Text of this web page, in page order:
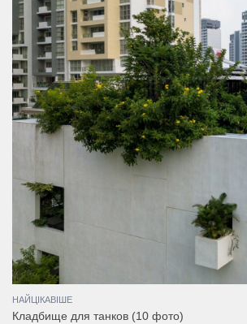
НАЙЦІКАВІШЕ
Кладбище для танков (10 фото)